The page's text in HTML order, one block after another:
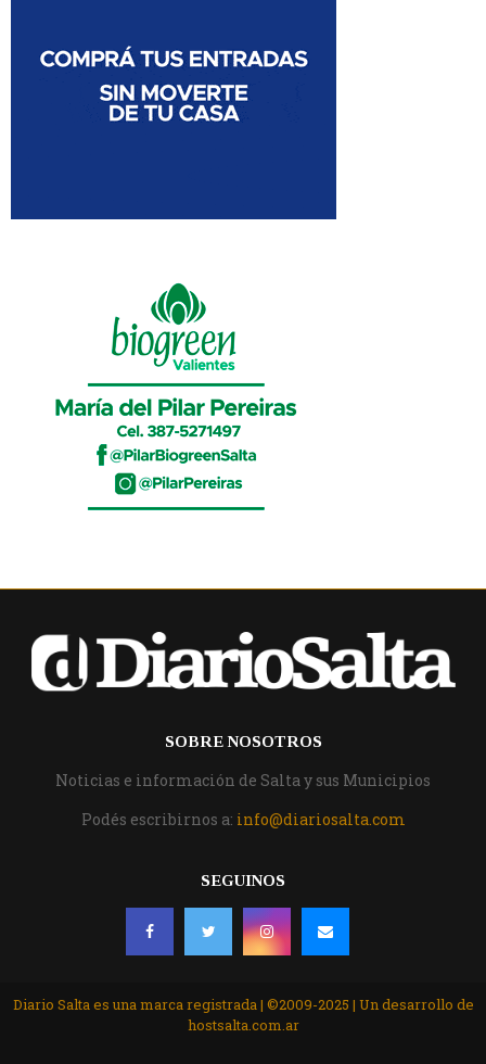
SOBRE NOSOTROS
Noticias e información de Salta y sus Municipios
Podés escribirnos a: info@diariosalta.com
SEGUINOS
Diario Salta es una marca registrada | ©2009-2025 | Un desarrollo de
hostsalta.com.ar